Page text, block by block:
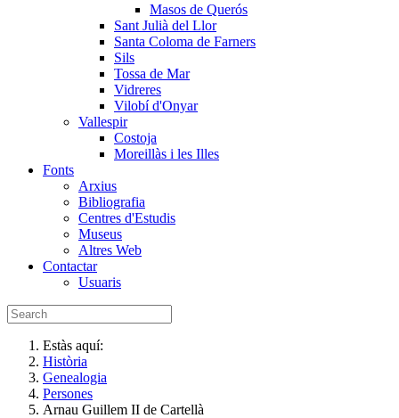
Masos de Querós
Sant Julià del Llor
Santa Coloma de Farners
Sils
Tossa de Mar
Vidreres
Vilobí d'Onyar
Vallespir
Costoja
Moreillàs i les Illes
Fonts
Arxius
Bibliografia
Centres d'Estudis
Museus
Altres Web
Contactar
Usuaris
Estàs aquí:
Història
Genealogia
Persones
Arnau Guillem II de Cartellà